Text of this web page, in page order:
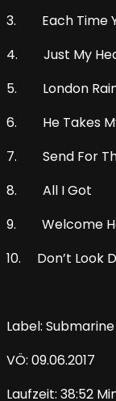
3. Each Time
4. Just My
5. London
6. He Takes
7. Send For
8. All I Got
9. Welcome
10. Don’t Look
Label:
VÖ: 09.06.2017
Laufzeit: 38:52